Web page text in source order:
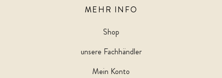
MEHR INFO
Shop
unsere Fachhändler
Mein Konto